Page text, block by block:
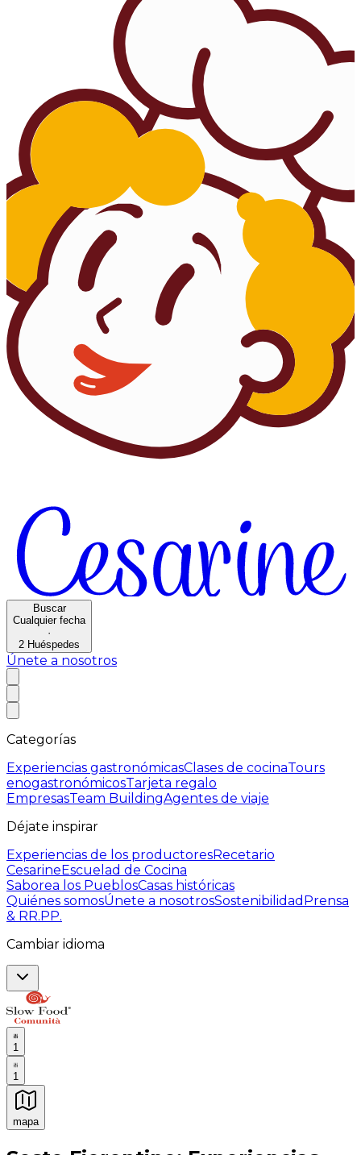
Buscar
Cualquier fecha
·
2 Huéspedes
Únete a nosotros
Categorías
Experiencias gastronómicasClases de cocinaTours
enogastronómicosTarjeta regalo
EmpresasTeam BuildingAgentes de viaje
Déjate inspirar
Experiencias de los productoresRecetario
CesarineEscuelad de Cocina
Saborea los PueblosCasas históricas
Quiénes somosÚnete a nosotrosSostenibilidad Prensa
& RR.PP.
Cambiar idioma
1
1
mapa